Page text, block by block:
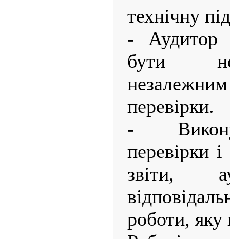
технічну
- Аудитор
бути
перевірки.
-
перевірки
звіти,
роботи,